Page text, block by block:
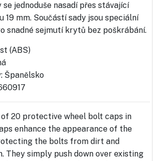
jednoduše nasadí přes stávající
19 mm. Součástí sady jsou speciální
snadné sejmutí krytů bez poškrábání.
(ABS)
Španělsko
of 20 protective wheel bolt caps in
enhance the appearance of the
the bolts from dirt and
They simply push down over existing